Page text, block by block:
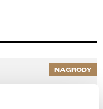
NAGRODY